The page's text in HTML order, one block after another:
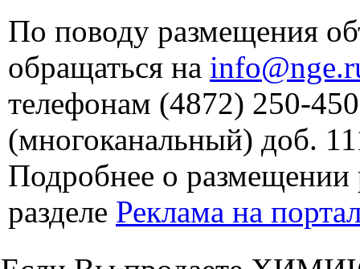
По поводу размещения
обращаться на
телефонам (4872) 250-450
(многоканальный) доб.
Подробнее о размещении
разделе Реклама на